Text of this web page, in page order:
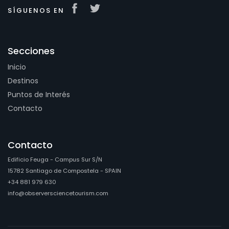
SÍGUENOS EN
Secciones
Inicio
Destinos
Puntos de Interés
Contacto
Contacto
Edificio Feuga - Campus Sur S/N
15782 Santiago de Compostela - SPAIN
+34 881 979 630
info@observersciencetourism.com